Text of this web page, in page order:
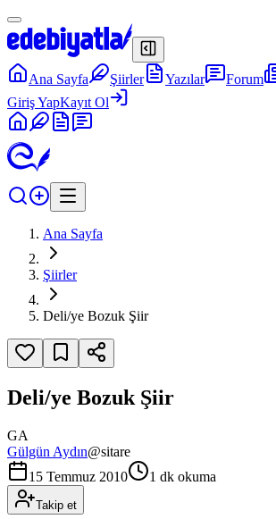
Ana Sayfa Şiirler Yazılar Forum
Giriş YapKayıt Ol
Ana Sayfa
Şiirler
Deli/ye Bozuk Şiir
Deli/ye Bozuk Şiir
GA
Gülgün Aydın@sitare
15 Temmuz 2010
1 dk okuma
Takip et